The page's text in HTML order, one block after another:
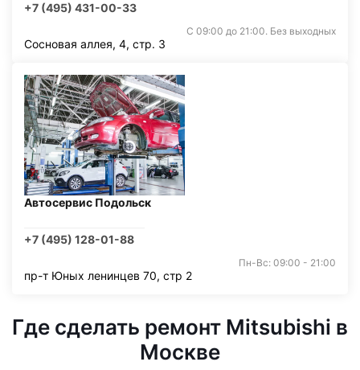
+7 (495) 431-00-33
С 09:00 до 21:00. Без выходных
Сосновая аллея, 4, стр. 3
Автосервис Подольск
+7 (495) 128-01-88
Пн-Вс: 09:00 - 21:00
пр-т Юных ленинцев 70, стр 2
Где сделать ремонт Mitsubishi в
Москве